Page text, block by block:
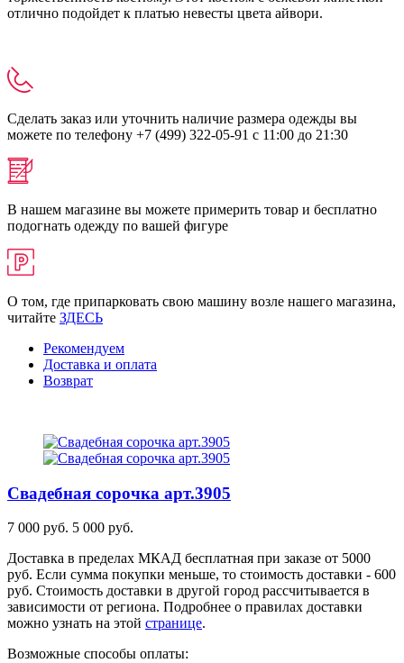
отлично подойдет к платью невесты цвета айвори.
Сделать заказ или уточнить наличие размера одежды вы
можете по телефону +7 (499) 322-05-91 с 11:00 до 21:30
В нашем магазине вы можете примерить товар и бесплатно
подогнать одежду по вашей фигуре
О том, где припарковать свою машину возле нашего магазина,
читайте ЗДЕСЬ
Рекомендуем
Доставка и оплата
Возврат
Свадебная сорочка арт.3905
7 000 руб. 5 000 руб.
Доставка в пределах МКАД бесплатная при заказе от 5000
руб. Если сумма покупки меньше, то стоимость доставки - 600
руб. Стоимость доставки в другой город рассчитывается в
зависимости от региона. Подробнее о правилах доставки
можно узнать на этой странице.
Возможные способы оплаты: